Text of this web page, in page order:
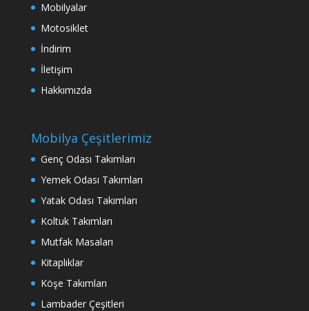
Mobilyalar
Motosiklet
İndirim
İletişim
Hakkımızda
Mobilya Çeşitlerimiz
Genç Odası Takımları
Yemek Odası Takımları
Yatak Odası Takımları
Koltuk Takımları
Mutfak Masaları
Kitaplıklar
Köşe Takımları
Lambader Çeşitleri